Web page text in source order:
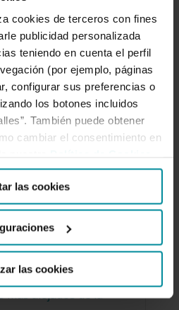
cookies de terceros con fines
publicidad personalizada
teniendo en cuenta el perfil
(por ejemplo, páginas
configurar sus preferencias o
los botones incluidos
También puede obtener
cambiar el consentimiento en
las cookies
las cookies
de qué año es la
más
mundo
más alejados de la